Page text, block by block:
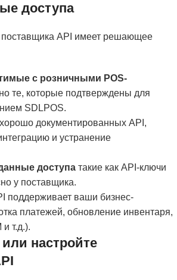
доступа
API имеет решающее
с розничными POS-
те, которые подтверждены для
SDLPOS.
документированных API,
и устранение
доступа такие как API-ключи
у поставщика.
поддерживает ваши бизнес-
платежей, обновление инвентаря,
т.д.).
настройте